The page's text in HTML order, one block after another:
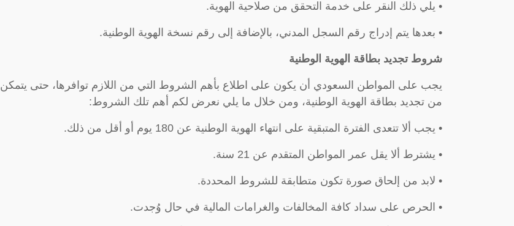
• يلي ذلك النقر على خدمة التحقق من صلاحية الهوية.
• بعدها يتم إدراج رقم السجل المدني، بالإضافة إلى رقم نسخة الهوية الوطنية.
شروط تجديد بطاقة الهوية الوطنية
يجب على المواطن السعودي أن يكون على اطلاع بأهم الشروط التي من اللازم توافرها، حتى يتمكن
من تجديد بطاقة الهوية الوطنية، ومن خلال ما يلي نعرض لكم أهم تلك الشروط:
• يجب ألا تتعدى الفترة المتبقية على انتهاء الهوية الوطنية عن 180 يوم أو أقل من ذلك.
• يشترط ألا يقل عمر المواطن المتقدم عن 21 سنة.
• لابد من إلحاق صورة تكون متطابقة للشروط المحددة.
• الحرص على سداد كافة المخالفات والغرامات المالية في حال وُجدت.